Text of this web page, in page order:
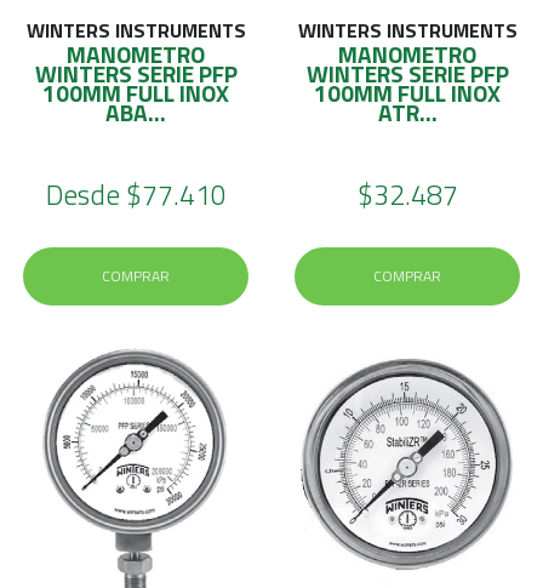
WINTERS INSTRUMENTS
MANOMETRO
WINTERS SERIE PFP
100MM FULL INOX
ABA...
Desde$77.410
COMPRAR
WINTERS INSTRUMENTS
MANOMETRO
WINTERS SERIE PFP
100MM FULL INOX
ATR...
$32.487
COMPRAR